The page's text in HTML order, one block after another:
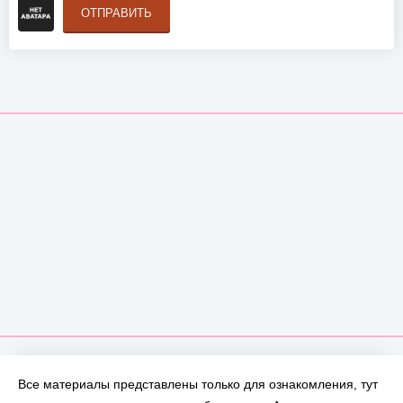
ОТПРАВИТЬ
Все материалы представлены только для ознакомления, тут